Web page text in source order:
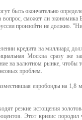
быть окончательно
сможет ли экономика
произойти не должно.
кредита на миллиард
Москва сразу же
на валютном рынке, чтобы
проблем.
евробонды на 1,8
резкие истощения
Этот кризис